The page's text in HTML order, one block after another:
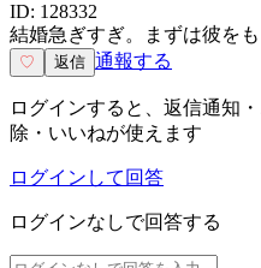
ID: 128332
結婚急ぎすぎ。まずは彼を
♡ 返信 通報する
ログインすると、返信通知
除・いいねが使えます
ログインして回答
ログインなしで回答する